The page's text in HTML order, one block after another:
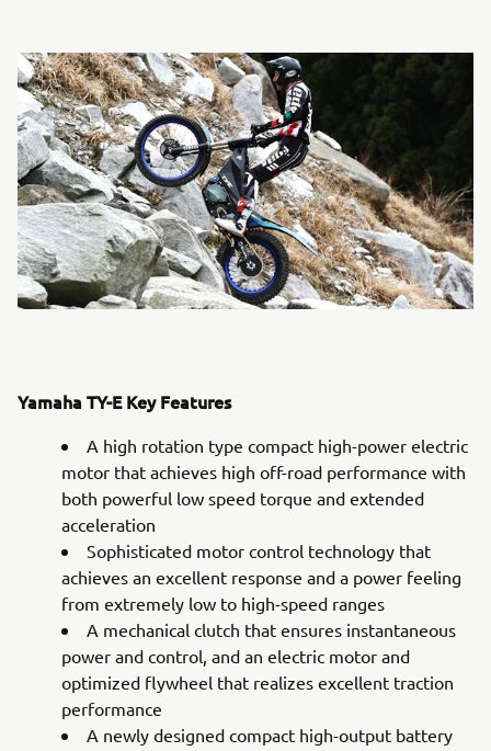
Yamaha TY-E Key Features
A high rotation type compact high-power electric
motor that achieves high off-road performance with
both powerful low speed torque and extended
acceleration
Sophisticated motor control technology that
achieves an excellent response and a power feeling
from extremely low to high-speed ranges
A mechanical clutch that ensures instantaneous
power and control, and an electric motor and
optimized flywheel that realizes excellent traction
performance
A newly designed compact high-output battery